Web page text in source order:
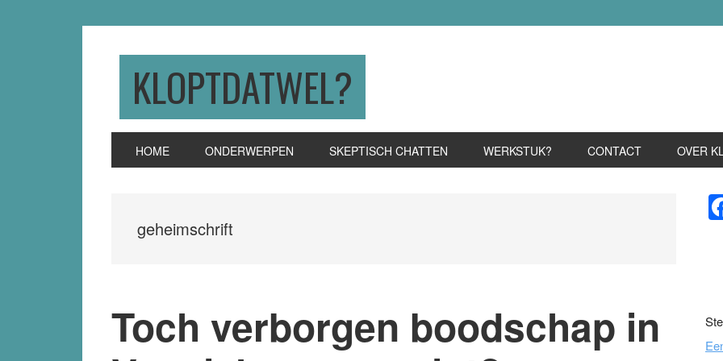
KLOPTDATWEL?
HOME ONDERWERPEN SKEPTISCH CHATTEN WERKSTUK? CONTACT OVER
geheimschrift
Toch verborgen boodschap in